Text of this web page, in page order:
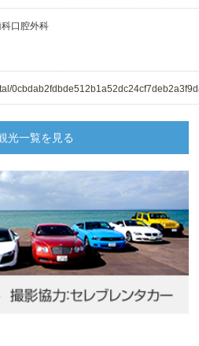
科口腔外科
光一覧を見る